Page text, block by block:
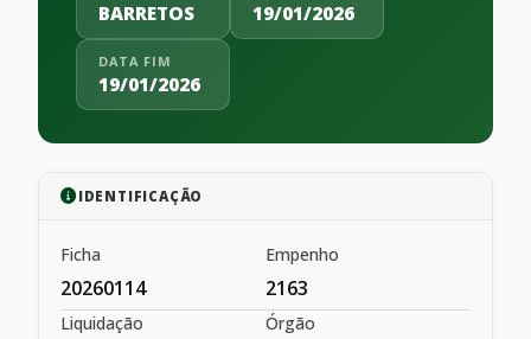
BARRETOS 19/01/2026
DATA FIM
19/01/2026
IDENTIFICAÇÃO
Ficha
20260114
Empenho
2163
Liquidação Órgão